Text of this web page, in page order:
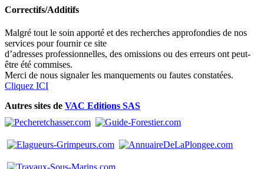
Correctifs/Additifs
Malgré tout le soin apporté et des recherches approfondies de nos
services pour fournir ce site
d’adresses professionnelles, des omissions ou des erreurs ont peut-
être été commises.
Merci de nous signaler les manquements ou fautes constatées.
Cliquez ICI
Autres sites de VAC Editions SAS